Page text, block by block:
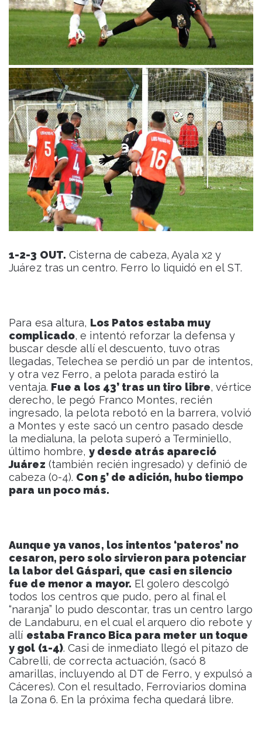
1-2-3 OUT. Cisterna de cabeza, Ayala x2 y
Juárez tras un centro. Ferro lo liquidó en el ST.
Para esa altura, Los Patos estaba muy
complicado, e intentó reforzar la defensa y
buscar desde allí el descuento, tuvo otras
llegadas, Telechea se perdió un par de intentos,
y otra vez Ferro, a pelota parada estiró la
ventaja. Fue a los 43’ tras un tiro libre, vértice
derecho, le pegó Franco Montes, recién
ingresado, la pelota rebotó en la barrera, volvió
a Montes y este sacó un centro pasado desde
la medialuna, la pelota superó a Terminiello,
último hombre, y desde atrás apareció
Juárez (también recién ingresado) y definió de
cabeza (0-4). Con 5’ de adición, hubo tiempo
para un poco más.
Aunque ya vanos, los intentos ‘pateros’ no
cesaron, pero solo sirvieron para potenciar
la labor del Gáspari, que casi en silencio
fue de menor a mayor. El golero descolgó
todos los centros que pudo, pero al final el
“naranja” lo pudo descontar, tras un centro largo
de Landaburu, en el cual el arquero dio rebote y
allí estaba Franco Bica para meter un toque
y gol (1-4). Casi de inmediato llegó el pitazo de
Cabrelli, de correcta actuación, (sacó 8
amarillas, incluyendo al DT de Ferro, y expulsó a
Cáceres). Con el resultado, Ferroviarios domina
la Zona 6. En la próxima fecha quedará libre.